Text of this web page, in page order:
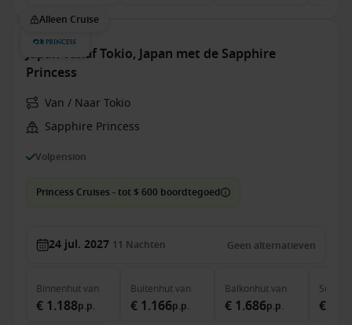
Alleen Cruise
Japan vanaf Tokio, Japan met de Sapphire
Princess
Van / Naar Tokio
Sapphire Princess
Volpension
Princess Cruises - tot $ 600 boordtegoed
24 jul. 2027 11 Nachten Geen alternatieven
Binnenhutvan
€ 1.188p.p.
Buitenhutvan
€ 1.166p.p.
Balkonhutvan
€ 1.686p.p.
Suite
€